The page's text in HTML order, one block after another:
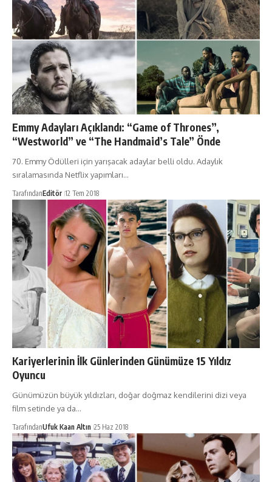
Emmy Adayları Açıklandı: “Game of Thrones”,
“Westworld” ve “The Handmaid’s Tale” Önde
70. Emmy Ödülleri için yarışacak adaylar belli oldu. Adaylık
sıralamasında Netflix yapımları…
TarafındanEditör 12 Tem 2018
Kariyerlerinin İlk Günlerinden Günümüze 15 Yıldız
Oyuncu
Günümüzün büyük yıldızları, doğar doğmaz kendilerini dizi veya
film setinde ya da…
TarafındanUfuk Kaan Altın 25 Haz 2018